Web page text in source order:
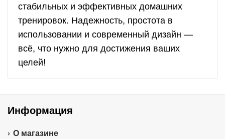
стабильных и эффективных домашних
тренировок. Надежность, простота в
использовании и современный дизайн —
всё, что нужно для достижения ваших
целей!
Информация
О магазине